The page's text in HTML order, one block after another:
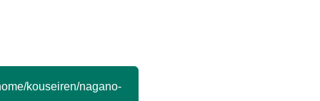
kouseiren/nagano-